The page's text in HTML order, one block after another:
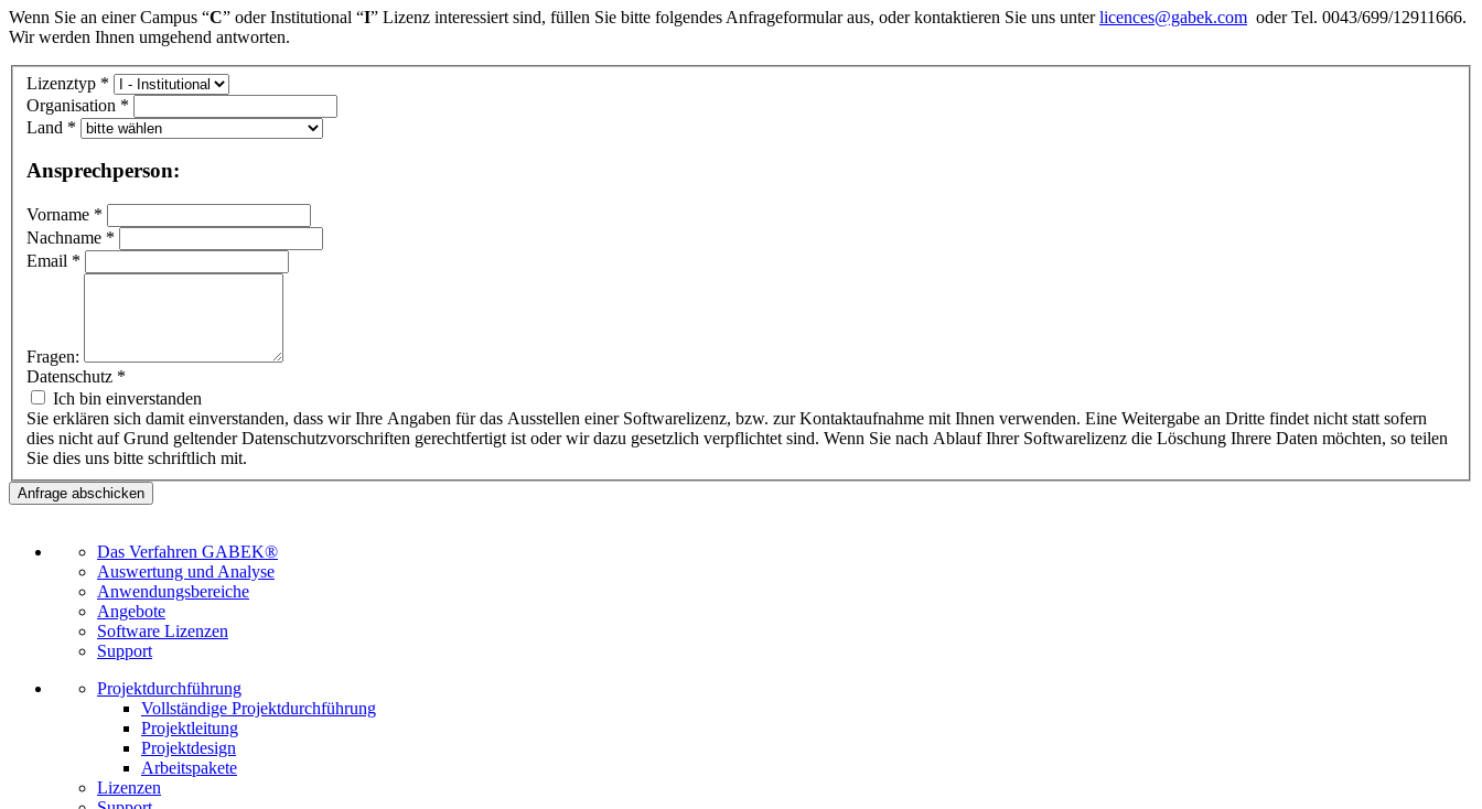
Wenn Sie an einer Campus “C” oder Institutional “I” Lizenz interessiert sind, füllen Sie bitte folgendes Anfrageformular aus, oder kontaktieren Sie uns unterlicences@gabek.com oder Tel. 0043/699/12911666.
Wir werden Ihnen umgehend antworten.
Lizenztyp *
Organisation *
Land *
Ansprechperson:
Vorname *
Nachname *
Email *
Fragen:
Datenschutz *
Ich bin einverstanden
Sie erklären sich damit einverstanden, dass wir Ihre Angaben für das Ausstellen einer Softwarelizenz, bzw. zur Kontaktaufnahme mit Ihnen verwenden. Eine Weitergabe an Dritte findet nicht statt sofern
dies nicht auf Grund geltender Datenschutzvorschriften gerechtfertigt ist oder wir dazu gesetzlich verpflichtet sind. Wenn Sie nach Ablauf Ihrer Softwarelizenz die Löschung Ihrere Daten möchten, so teilen
Sie dies uns bitte schriftlich mit.
Das Verfahren GABEK®
Auswertung und Analyse
Anwendungsbereiche
Angebote
Software Lizenzen
Support
Projektdurchführung
Vollständige Projektdurchführung
Projektleitung
Projektdesign
Arbeitspakete
Lizenzen